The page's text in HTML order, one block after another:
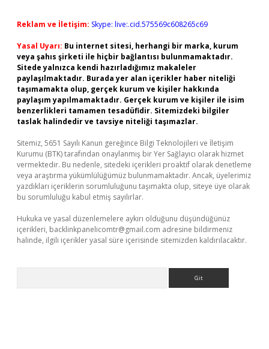
Reklam ve İletişim: Skype: live:.cid.575569c608265c69
Yasal Uyarı: Bu internet sitesi, herhangi bir marka, kurum
veya şahıs şirketi ile hiçbir bağlantısı bulunmamaktadır.
Sitede yalnızca kendi hazırladığımız makaleler
paylaşılmaktadır. Burada yer alan içerikler haber niteliği
taşımamakta olup, gerçek kurum ve kişiler hakkında
paylaşım yapılmamaktadır. Gerçek kurum ve kişiler ile isim
benzerlikleri tamamen tesadüfidir. Sitemizdeki bilgiler
taslak halindedir ve tavsiye niteliği taşımazlar.
Sitemiz, 5651 Sayılı Kanun gereğince Bilgi Teknolojileri ve İletişim
Kurumu (BTK) tarafından onaylanmış bir Yer Sağlayıcı olarak hizmet
vermektedir. Bu nedenle, sitedeki içerikleri proaktif olarak denetleme
veya araştırma yükümlülüğümüz bulunmamaktadır. Ancak, üyelerimiz
yazdıkları içeriklerin sorumluluğunu taşımakta olup, siteye üye olarak
bu sorumluluğu kabul etmiş sayılırlar.
Hukuka ve yasal düzenlemelere aykırı olduğunu düşündüğünüz
içerikleri, backlinkpanelicomtr@gmail.com adresine bildirmeniz
halinde, ilgili içerikler yasal süre içerisinde sitemizden kaldırılacaktır.